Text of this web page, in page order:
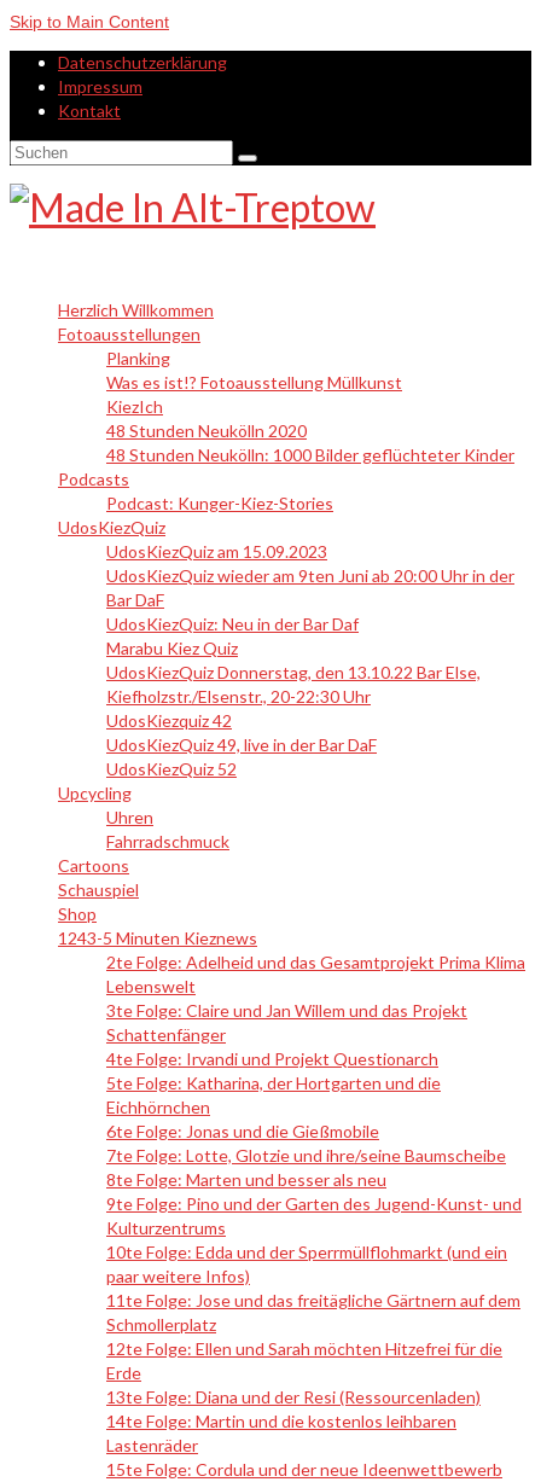
Skip to Main Content
Datenschutzerklärung
Impressum
Kontakt
Suche
Herzlich Willkommen
Fotoausstellungen
Planking
Was es ist!? Fotoausstellung Müllkunst
KiezIch
48 Stunden Neukölln 2020
48 Stunden Neukölln: 1000 Bilder geflüchteter Kinder
Podcasts
Podcast: Kunger-Kiez-Stories
UdosKiezQuiz
UdosKiezQuiz am 15.09.2023
UdosKiezQuiz wieder am 9ten Juni ab 20:00 Uhr in der
Bar DaF
UdosKiezQuiz: Neu in der Bar Daf
Marabu Kiez Quiz
UdosKiezQuiz Donnerstag, den 13.10.22 Bar Else,
Kiefholzstr./Elsenstr., 20-22:30 Uhr
UdosKiezquiz 42
UdosKiezQuiz 49, live in der Bar DaF
UdosKiezQuiz 52
Upcycling
Uhren
Fahrradschmuck
Cartoons
Schauspiel
Shop
1243-5 Minuten Kieznews
2te Folge: Adelheid und das Gesamtprojekt Prima Klima
Lebenswelt
3te Folge: Claire und Jan Willem und das Projekt
Schattenfänger
4te Folge: Irvandi und Projekt Questionarch
5te Folge: Katharina, der Hortgarten und die
Eichhörnchen
6te Folge: Jonas und die Gießmobile
7te Folge: Lotte, Glotzie und ihre/seine Baumscheibe
8te Folge: Marten und besser als neu
9te Folge: Pino und der Garten des Jugend-Kunst- und
Kulturzentrums
10te Folge: Edda und der Sperrmüllflohmarkt (und ein
paar weitere Infos)
11te Folge: Jose und das freitägliche Gärtnern auf dem
Schmollerplatz
12te Folge: Ellen und Sarah möchten Hitzefrei für die
Erde
13te Folge: Diana und der Resi (Ressourcenladen)
14te Folge: Martin und die kostenlos leihbaren
Lastenräder
15te Folge: Cordula und der neue Ideenwettbewerb